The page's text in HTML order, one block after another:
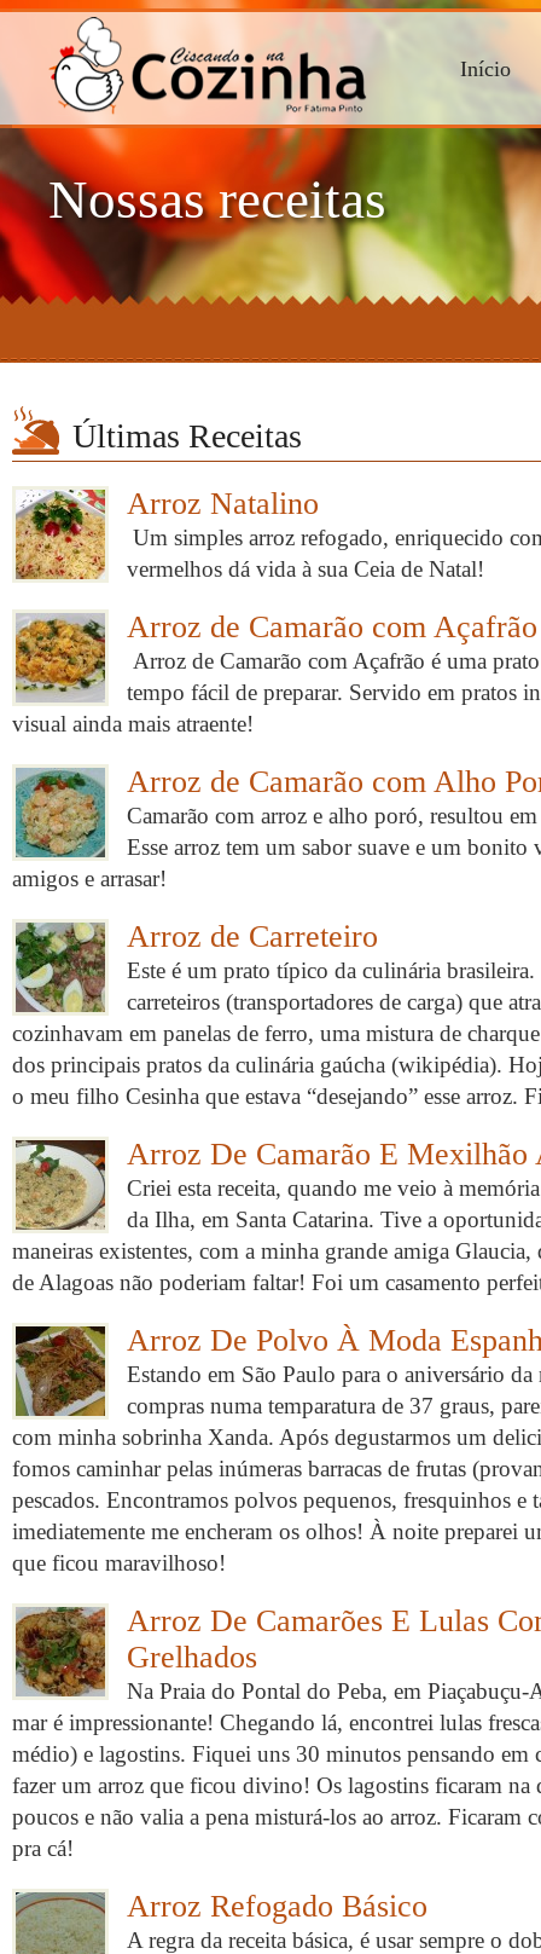
Início
Nossas receitas
Últimas Receitas
Arroz Natalino
Um simples arroz refogado, enriquecido
vermelhos dá vida à sua Ceia de Natal!
Arroz de Camarão com
Arroz de Camarão com Açafrão é uma
tempo fácil de preparar. Servido em pratos
visual ainda mais atraente!
Arroz de Camarão com Alho
Camarão com arroz e alho poró, resultou
Esse arroz tem um sabor suave e um bonito
amigos e arrasar!
Arroz de Carreteiro
Este é um prato típico da culinária
carreteiros (transportadores de carga) que
cozinhavam em panelas de ferro, uma mistura de
dos principais pratos da culinária gaúcha (wikipédia).
o meu filho Cesinha que estava “desejando” esse arroz.
Arroz De Camarão E Mexilhão
Criei esta receita, quando me veio à
da Ilha, em Santa Catarina. Tive a
maneiras existentes, com a minha grande amiga Glaucia,
de Alagoas não poderiam faltar! Foi um casamento
Arroz De Polvo À Moda
Estando em São Paulo para o aniversário
compras numa temparatura de 37 graus,
com minha sobrinha Xanda. Após degustarmos um
fomos caminhar pelas inúmeras barracas de frutas
pescados. Encontramos polvos pequenos, fresquinhos e
imediatemente me encheram os olhos! À noite preparei
que ficou maravilhoso!
Arroz De Camarões E Lulas
Grelhados
Na Praia do Pontal do Peba, em
mar é impressionante! Chegando lá, encontrei lulas
médio) e lagostins. Fiquei uns 30 minutos pensando em
fazer um arroz que ficou divino! Os lagostins ficaram na
poucos e não valia a pena misturá-los ao arroz. Ficaram
pra cá!
Arroz Refogado Básico
A regra da receita básica, é usar sempre o